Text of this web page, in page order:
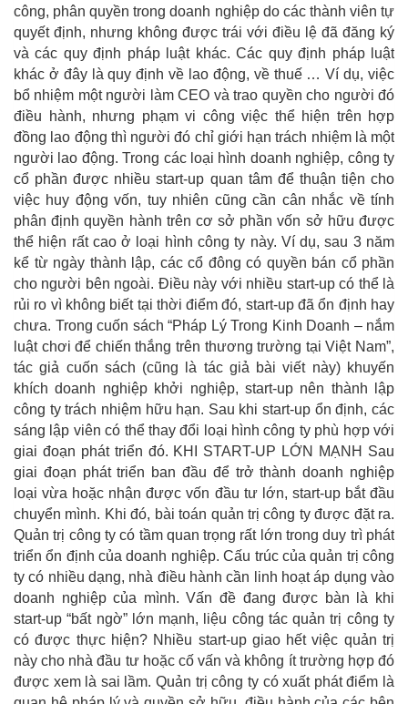
công, phân quyền trong doanh nghiệp do các thành viên tự
quyết định, nhưng không được trái với điều lệ đã đăng ký
và các quy định pháp luật khác. Các quy định pháp luật
khác ở đây là quy định về lao động, về thuế … Ví dụ, việc
bổ nhiệm một người làm CEO và trao quyền cho người đó
điều hành, nhưng phạm vi công việc thể hiện trên hợp
đồng lao động thì người đó chỉ giới hạn trách nhiệm là một
người lao động. Trong các loại hình doanh nghiệp, công ty
cổ phần được nhiều start-up quan tâm để thuận tiện cho
việc huy động vốn, tuy nhiên cũng cần cân nhắc về tính
phân định quyền hành trên cơ sở phần vốn sở hữu được
thể hiện rất cao ở loại hình công ty này. Ví dụ, sau 3 năm
kể từ ngày thành lập, các cổ đông có quyền bán cổ phần
cho người bên ngoài. Điều này với nhiều start-up có thể là
rủi ro vì không biết tại thời điểm đó, start-up đã ổn định hay
chưa. Trong cuốn sách “Pháp Lý Trong Kinh Doanh – nắm
luật chơi để chiến thắng trên thương trường tại Việt Nam”,
tác giả cuốn sách (cũng là tác giả bài viết này) khuyến
khích doanh nghiệp khởi nghiệp, start-up nên thành lập
công ty trách nhiệm hữu hạn. Sau khi start-up ổn định, các
sáng lập viên có thể thay đổi loại hình công ty phù hợp với
giai đoạn phát triển đó. KHI START-UP LỚN MẠNH Sau
giai đoạn phát triển ban đầu để trở thành doanh nghiệp
loại vừa hoặc nhận được vốn đầu tư lớn, start-up bắt đầu
chuyển mình. Khi đó, bài toán quản trị công ty được đặt ra.
Quản trị công ty có tầm quan trọng rất lớn trong duy trì phát
triển ổn định của doanh nghiệp. Cấu trúc của quản trị công
ty có nhiều dạng, nhà điều hành cần linh hoạt áp dụng vào
doanh nghiệp của mình. Vấn đề đang được bàn là khi
start-up “bất ngờ” lớn mạnh, liệu công tác quản trị công ty
có được thực hiện? Nhiều start-up giao hết việc quản trị
này cho nhà đầu tư hoặc cố vấn và không ít trường hợp đó
được xem là sai lầm. Quản trị công ty có xuất phát điểm là